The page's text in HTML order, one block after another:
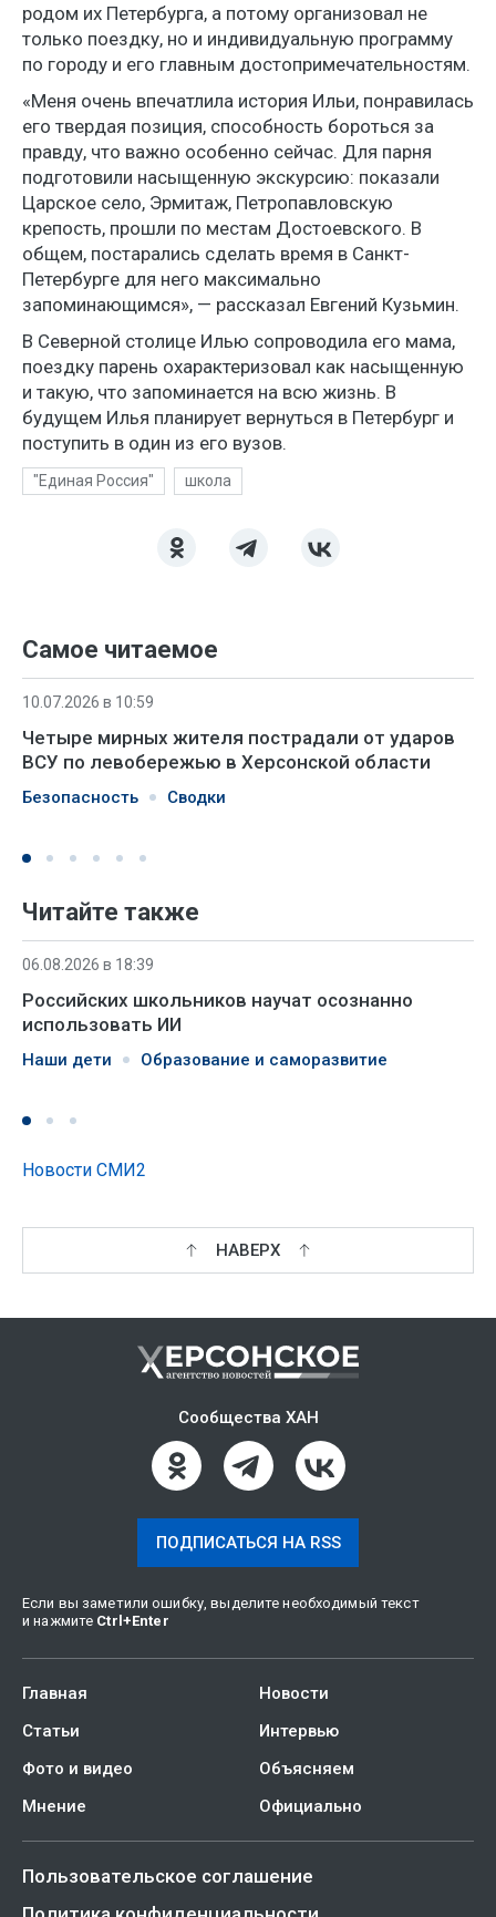
родом их Петербурга, а потому организовал не
только поездку, но и индивидуальную программу
по городу и его главным достопримечательностям.
«Меня очень впечатлила история Ильи, понравилась
его твердая позиция, способность бороться за
правду, что важно особенно сейчас. Для парня
подготовили насыщенную экскурсию: показали
Царское село, Эрмитаж, Петропавловскую
крепость, прошли по местам Достоевского. В
общем, постарались сделать время в Санкт-
Петербурге для него максимально
запоминающимся», — рассказал Евгений Кузьмин.
В Северной столице Илью сопроводила его мама,
поездку парень охарактеризовал как насыщенную
и такую, что запоминается на всю жизнь. В
будущем Илья планирует вернуться в Петербург и
поступить в один из его вузов.
"Единая Россия" школа
Самое читаемое
10.07.2026 в 10:59
Четыре мирных жителя пострадали от ударов
ВСУ по левобережью в Херсонской области
Безопасность Сводки
Читайте также
06.08.2026 в 18:39
Российских школьников научат осознанно
использовать ИИ
Наши дети Образование и саморазвитие
Новости СМИ2
НАВЕРХ
Сообщества ХАН
ПОДПИСАТЬСЯ НА RSS
Если вы заметили ошибку, выделите необходимый текст
и нажмите Ctrl +Enter
Главная
Новости
Статьи
Интервью
Фото и видео
Объясняем
Мнение
Официально
Пользовательское соглашение